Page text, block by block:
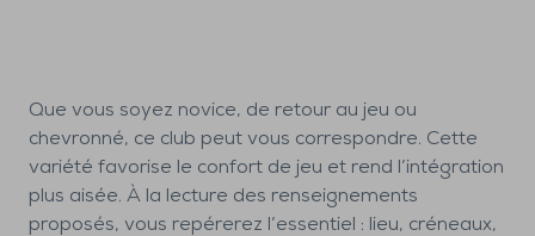
Que vous soyez novice, de retour au jeu ou
chevronné, ce club peut vous correspondre. Cette
variété favorise le confort de jeu et rend l’intégration
plus aisée. À la lecture des renseignements
proposés, vous repérerez l’essentiel : lieu, créneaux,